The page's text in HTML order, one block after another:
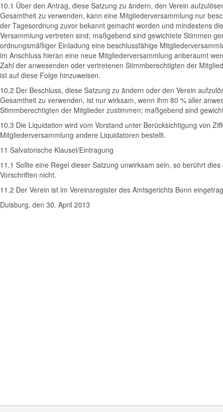
10.1 Über den Antrag, diese Satzung zu ändern, den Verein
Gesamtheit zu verwenden, kann eine Mitgliederversammlung nur
der Tagesordnung zuvor bekannt ge­macht worden und mindestens
Versammlung vertre­ten sind; maßgebend sind gewichtete Stimmen
ordnungsmäßiger Einladung eine beschlussfähige
im Anschluss hieran eine neue Mitgliederversammlung anberaumt
Zahl der anwesenden oder vertretenen Stimmberechtigten der
ist auf diese Folge hinzuweisen.
10.2 Der Beschluss, diese Satzung zu ändern oder den Verein
Gesamtheit zu verwenden, ist nur wirksam, wenn ihm 80 % aller
Stimmberechtigten der Mitglieder zustimmen; maßgebend sind
10.3 Die Liquidation wird vom Vorstand unter Berücksichtigung von
Mitgliederversammlung andere Liquidatoren bestellt.
11 Salvatorische Klausel/Eintragung
11.1 Sollte eine Regel dieser Satzung unwirksam sein, so berührt
Vorschriften nicht.
11.2 Der Verein ist im Vereinsregister des Amtsgerichts Bonn
Duisburg, den 30. April 2013